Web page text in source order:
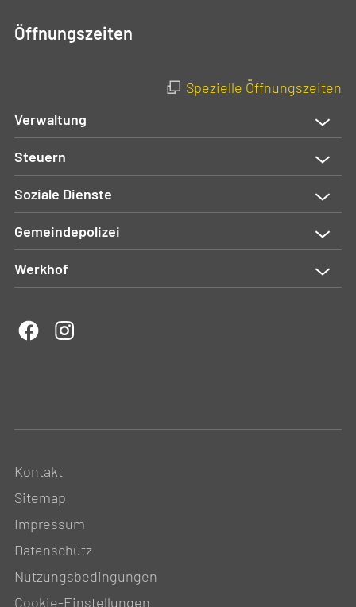
Öffnungszeiten
Spezielle Öffnungszeiten
Verwaltung
Steuern
Soziale Dienste
Gemeindepolizei
Werkhof
Kontakt
Sitemap
Impressum
Datenschutz
Nutzungsbedingungen
Cookie-Einstellungen